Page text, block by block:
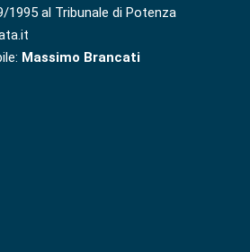
1995 al Tribunale di Potenza
Massimo Brancati